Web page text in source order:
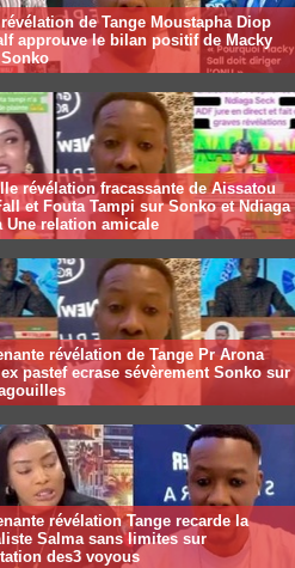
de Tange Moustapha Diop
approuve le bilan positif de Macky
révélation fracassante de Aissatou
et Fouta Tampi sur Sonko et Ndiaga
Une relation amicale
révélation de Tange Pr Arona
pastef ecrase sévèrement Sonko sur
révélation Tange recarde la
Salma sans limites sur
des3 voyous